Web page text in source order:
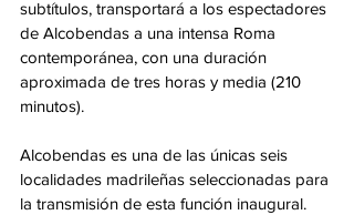
subtítulos, transportará a los espectadores
de Alcobendas a una intensa Roma
contemporánea, con una duración
aproximada de tres horas y media (210
minutos).
Alcobendas es una de las únicas seis
localidades madrileñas seleccionadas para
la transmisión de esta función inaugural.